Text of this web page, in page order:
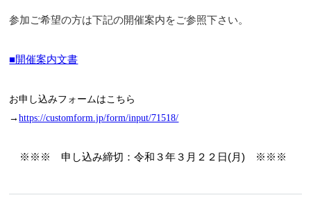
参加ご希望の方は下記の開催案内をご参照下さい。
■開催案内文書
お申し込みフォームはこちら
→https://customform.jp/form/input/71518/
※※※ 申し込み締切：令和３年３月２２日(月) ※※※